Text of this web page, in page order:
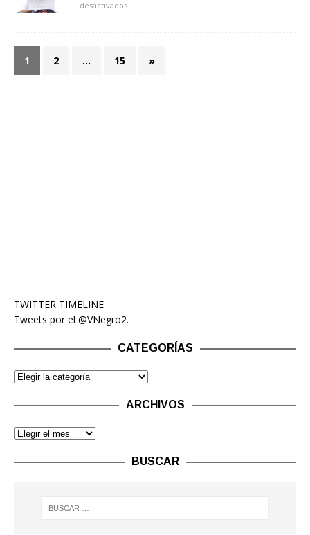
desactivados
1 2 … 15 »
TWITTER TIMELINE
Tweets por el @VNegro2.
CATEGORÍAS
ARCHIVOS
BUSCAR